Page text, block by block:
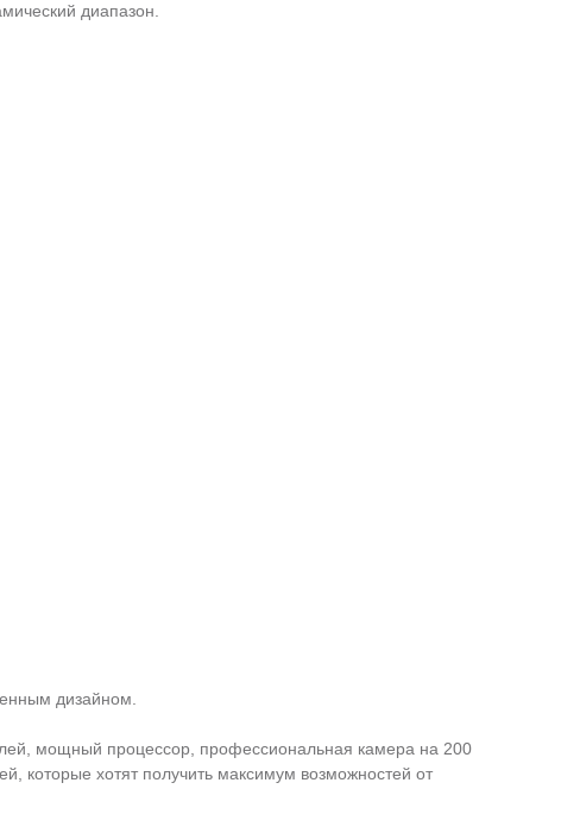
диапазон.
дизайном.
мощный процессор, профессиональная камера на 200
которые хотят получить максимум возможностей от